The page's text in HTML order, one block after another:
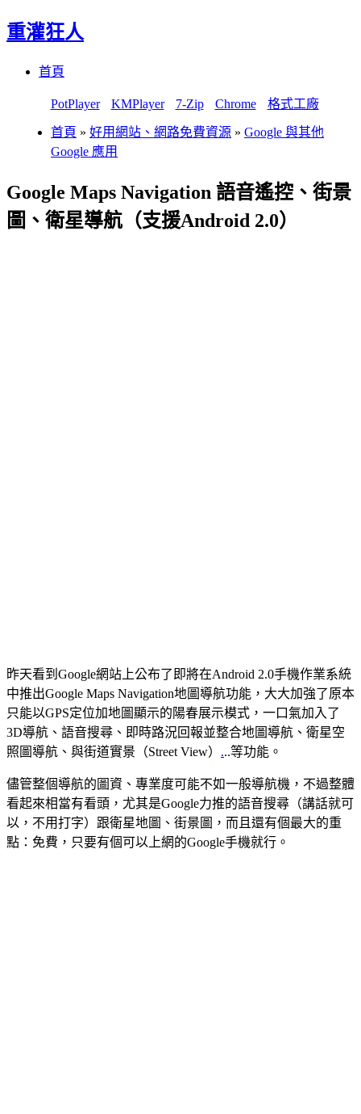
重灌狂人
首頁
PotPlayer KMPlayer 7-Zip Chrome 格式工廠
首頁 » 好用網站、網路免費資源 » Google 與其他
Google 應用
Google Maps Navigation 語音遙控、街景
圖、衛星導航（支援Android 2.0）
昨天看到Google網站上公布了即將在Android 2.0手機作業系統
中推出Google Maps Navigation地圖導航功能，大大加強了原本
只能以GPS定位加地圖顯示的陽春展示模式，一口氣加入了
3D導航、語音搜尋、即時路況回報並整合地圖導航、衛星空
照圖導航、與街道實景（Street View） ...等功能。
儘管整個導航的圖資、專業度可能不如一般導航機，不過整體
看起來相當有看頭，尤其是Google力推的語音搜尋（講話就可
以，不用打字）跟衛星地圖、街景圖，而且還有個最大的重
點：免費，只要有個可以上網的Google手機就行。